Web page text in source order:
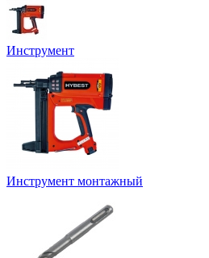
Инструмент
Инструмент монтажный